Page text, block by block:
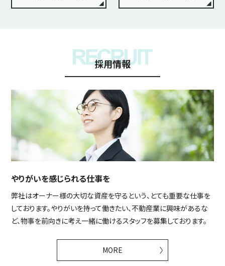
採用情報
やりがいを感じられる仕事を
弊社はオーナー様の大切な資産を守るという、とても重要な仕事を
しております。やりがいを持って働きたい、不動産業に興味があるな
ど、物事を前向きに考え一緒に働けるスタッフを募集しております。
MORE